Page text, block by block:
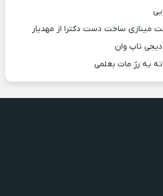
مینازی ساخت دست دکترا از مهدیار
ديجی تاپ وان
یه رژ مات بغلمی